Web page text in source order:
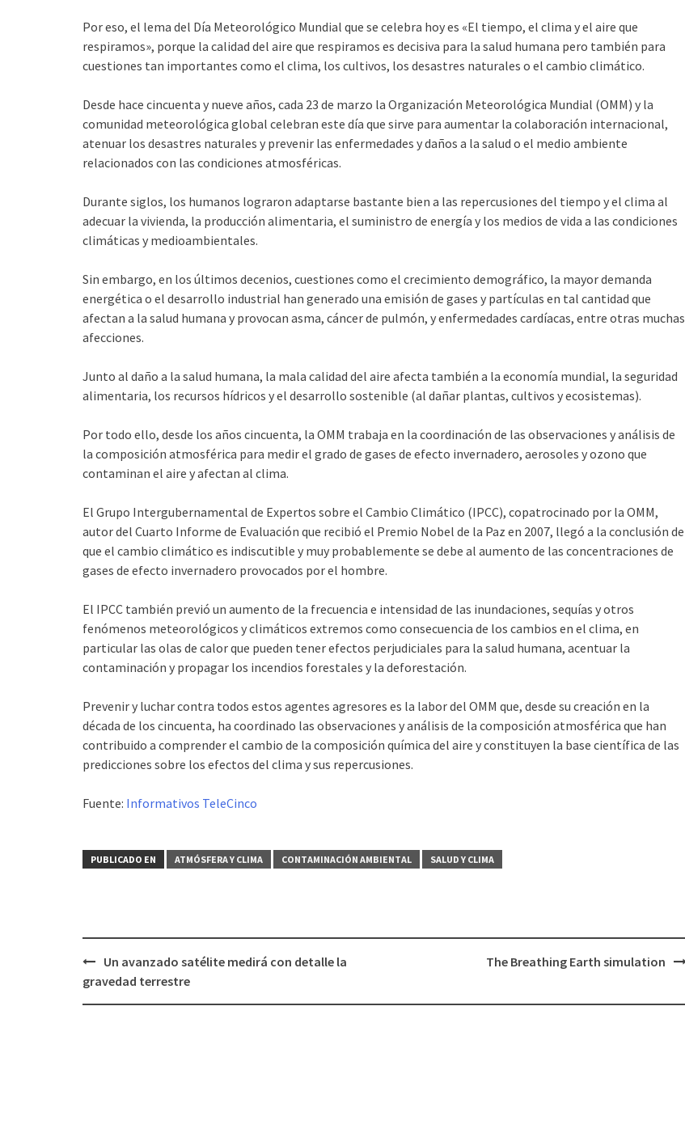
Por eso, el lema del Día Meteorológico Mundial que se celebra hoy es «El tiempo, el clima y el aire que
respiramos», porque la calidad del aire que respiramos es decisiva para la salud humana pero también para
cuestiones tan importantes como el clima, los cultivos, los desastres naturales o el cambio climático.
Desde hace cincuenta y nueve años, cada 23 de marzo la Organización Meteorológica Mundial (OMM) y la
comunidad meteorológica global celebran este día que sirve para aumentar la colaboración internacional,
atenuar los desastres naturales y prevenir las enfermedades y daños a la salud o el medio ambiente
relacionados con las condiciones atmosféricas.
Durante siglos, los humanos lograron adaptarse bastante bien a las repercusiones del tiempo y el clima al
adecuar la vivienda, la producción alimentaria, el suministro de energía y los medios de vida a las condiciones
climáticas y medioambientales.
Sin embargo, en los últimos decenios, cuestiones como el crecimiento demográfico, la mayor demanda
energética o el desarrollo industrial han generado una emisión de gases y partículas en tal cantidad que
afectan a la salud humana y provocan asma, cáncer de pulmón, y enfermedades cardíacas, entre otras muchas
afecciones.
Junto al daño a la salud humana, la mala calidad del aire afecta también a la economía mundial, la seguridad
alimentaria, los recursos hídricos y el desarrollo sostenible (al dañar plantas, cultivos y ecosistemas).
Por todo ello, desde los años cincuenta, la OMM trabaja en la coordinación de las observaciones y análisis de
la composición atmosférica para medir el grado de gases de efecto invernadero, aerosoles y ozono que
contaminan el aire y afectan al clima.
El Grupo Intergubernamental de Expertos sobre el Cambio Climático (IPCC), copatrocinado por la OMM,
autor del Cuarto Informe de Evaluación que recibió el Premio Nobel de la Paz en 2007, llegó a la conclusión de
que el cambio climático es indiscutible y muy probablemente se debe al aumento de las concentraciones de
gases de efecto invernadero provocados por el hombre.
El IPCC también previó un aumento de la frecuencia e intensidad de las inundaciones, sequías y otros
fenómenos meteorológicos y climáticos extremos como consecuencia de los cambios en el clima, en
particular las olas de calor que pueden tener efectos perjudiciales para la salud humana, acentuar la
contaminación y propagar los incendios forestales y la deforestación.
Prevenir y luchar contra todos estos agentes agresores es la labor del OMM que, desde su creación en la
década de los cincuenta, ha coordinado las observaciones y análisis de la composición atmosférica que han
contribuido a comprender el cambio de la composición química del aire y constituyen la base científica de las
predicciones sobre los efectos del clima y sus repercusiones.
Fuente: Informativos TeleCinco
PUBLICADO EN ATMÓSFERA Y CLIMA CONTAMINACIÓN AMBIENTAL SALUD Y CLIMA
Navegación
de
Un avanzado satélite medirá con detalle la
gravedad terrestre
The Breathing Earth simulation